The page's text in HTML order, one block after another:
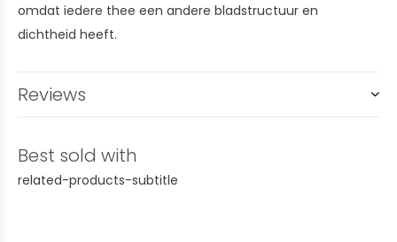
omdat iedere thee een andere bladstructuur en
dichtheid heeft.
Reviews
Best sold with
related-products-subtitle